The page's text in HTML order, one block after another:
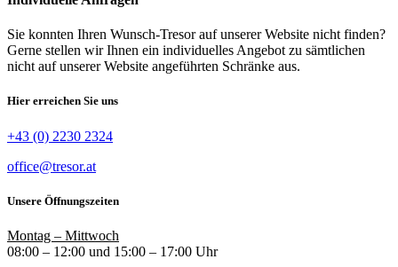
Sie konnten Ihren Wunsch-Tresor auf unserer Website nicht finden?
Gerne stellen wir Ihnen ein individuelles Angebot zu sämtlichen
nicht auf unserer Website angeführten Schränke aus.
Hier erreichen Sie uns
+43 (0) 2230 2324
office@tresor.at
Unsere Öffnungszeiten
Montag – Mittwoch
08:00 – 12:00 und 15:00 – 17:00 Uhr